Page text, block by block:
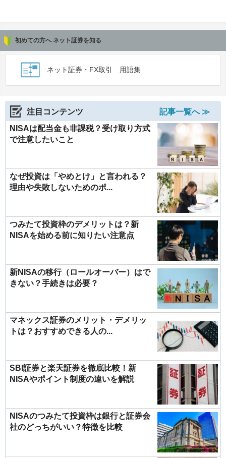
初めての方へ ネット証券を知る
ネット証券・FX取引 用語集
注目コンテンツ
記事一覧へ ≫
NISAは配当金も非課税？受け取り方式
で注意したいこと
なぜ投資は「やめとけ」と言われる？
理由や失敗しないためのポ...
つみたて投資枠のデメリットは？新
NISAを始める前に知りたい注意点
新NISAの移行（ロールオーバー）はで
きない？手続きは必要？
マネックス証券のメリット・デメリッ
トは？おすすめできる人の...
SBI証券と楽天証券を徹底比較！新
NISAやポイント制度の違いを解説
NISAのつみたて投資枠は銀行と証券会
社のどっちがいい？特徴を比較